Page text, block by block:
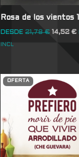
Rosa de los vientos
DESDE 21,78€ 14,52 €
INCL
OFERTA